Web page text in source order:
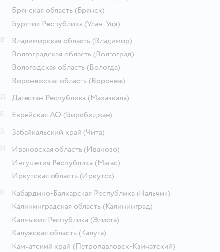
Брянская область (Брянск)
Бурятия Республика (Улан-Удэ)
Владимирская область (Владимир)
Волгоградская область (Волгоград)
Вологодская область (Вологда)
Воронежская область (Воронеж)
Дагестан Республика (Махачкала)
Еврейская АО (Биробиджан)
Забайкальский край (Чита)
Ивановская область (Иваново)
Ингушетия Республика (Магас)
Иркутская область (Иркутск)
Кабардино-Балкарская Республика (Нальчик)
Калининградская область (Калининград)
Калмыкия Республика (Элиста)
Калужская область (Калуга)
Камчатский край (Петропавловск-Камчатский)